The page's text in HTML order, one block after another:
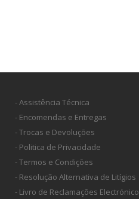
- Assistência Técnica
- Encomendas e Entregas
- Trocas e Devoluções
- Politica de Privacidade
- Termos e Condições
- Resolução Alternativa de Litígios
- Livro de Reclamações Electrónico